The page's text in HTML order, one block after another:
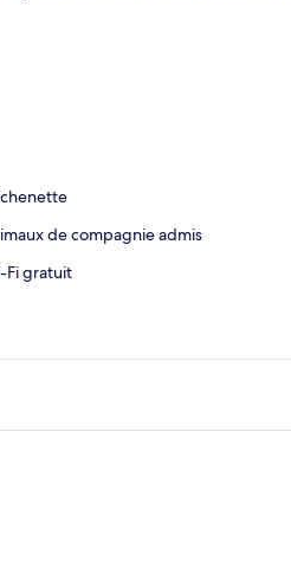
de compagnie admis
Fi gratuit